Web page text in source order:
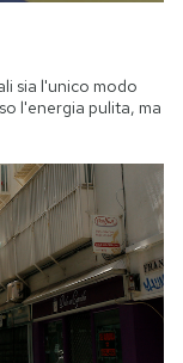
sia l'unico modo
l'energia pulita, ma